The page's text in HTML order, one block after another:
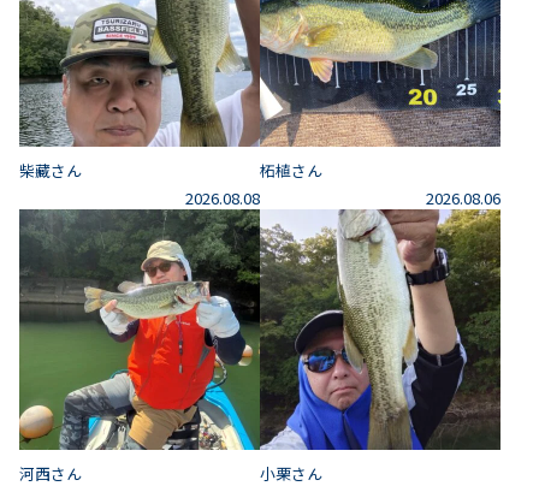
柴藏さん
2026.08.08
柘植さん
2026.08.06
河西さん
小栗さん